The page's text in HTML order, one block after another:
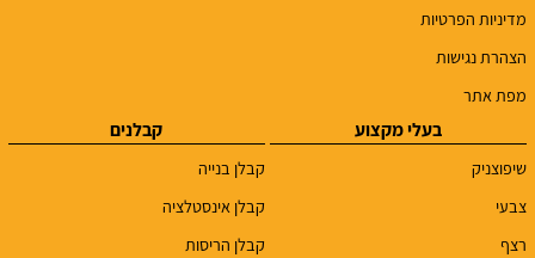
מדיניות הפרטיות
הצהרת נגישות
מפת אתר
בעלי מקצוע
שיפוצניק
צבעי
רצף
קבלנים
קבלן בנייה
קבלן אינסטלציה
קבלן הריסות